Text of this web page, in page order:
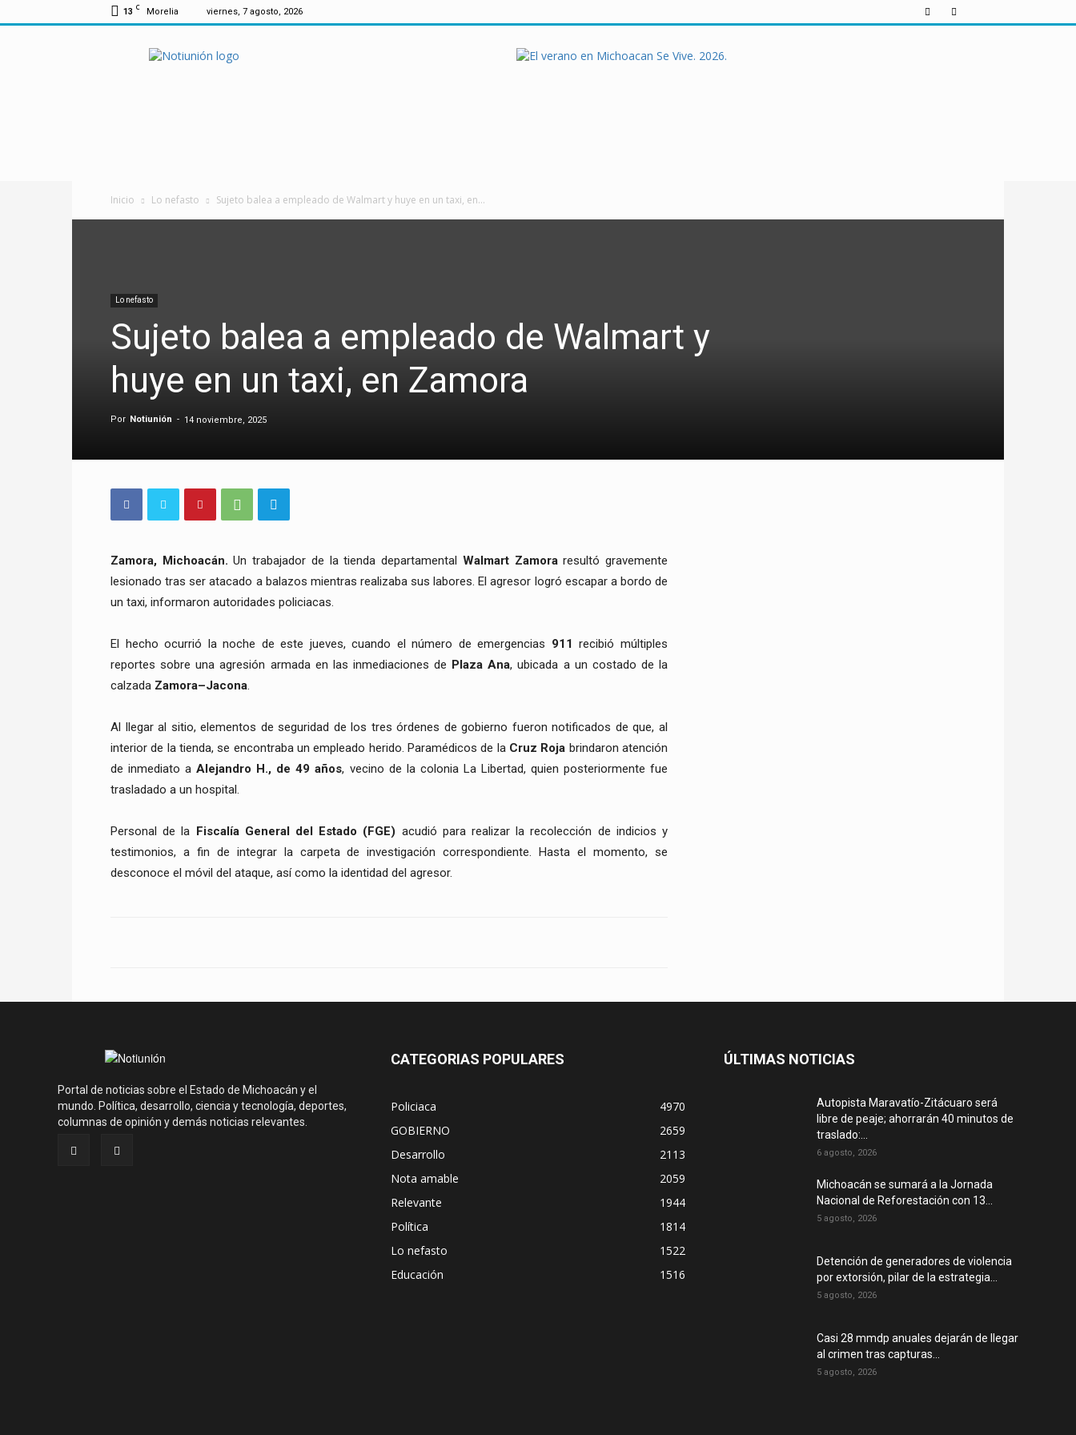
13 C Morelia viernes, 7 agosto, 2026
Inicio Lo nefasto Sujeto balea a empleado de Walmart y huye en un taxi, en...
Lo nefasto
Sujeto balea a empleado de Walmart y
huye en un taxi, en Zamora
Por Notiunión - 14 noviembre, 2025
Zamora, Michoacán. Un trabajador de la tienda departamental Walmart Zamoraresultó gravemente
lesionado tras ser atacado a balazos mientras realizaba sus labores. El agresor logró escapar a bordo de
un taxi, informaron autoridades policiacas.
El hecho ocurrió la noche de este jueves, cuando el número de emergencias 911 recibió múltiples
reportes sobre una agresión armada en las inmediaciones de Plaza Ana, ubicada a un costado de la
calzada Zamora–Jacona.
Al llegar al sitio, elementos de seguridad de los tres órdenes de gobierno fueron notificados de que, al
interior de la tienda, se encontraba un empleado herido. Paramédicos de la Cruz Roja brindaron atención
de inmediato aAlejandro H., de 49 años, vecino de la colonia La Libertad, quien posteriormente fue
trasladado a un hospital.
Personal de la Fiscalía General del Estado (FGE) acudió para realizar la recolección de indicios y
testimonios, a fin de integrar la carpeta de investigación correspondiente. Hasta el momento, se
desconoce el móvil del ataque, así como la identidad del agresor.
Portal de noticias sobre el Estado de Michoacán y el
mundo. Política, desarrollo, ciencia y tecnología, deportes,
columnas de opinión y demás noticias relevantes.
CATEGORIAS POPULARES
Policiaca
4970
GOBIERNO
2659
Desarrollo
2113
Nota amable
2059
Relevante
1944
Política
1814
Lo nefasto
1522
Educación
1516
ÚLTIMAS NOTICIAS
Autopista Maravatío-Zitácuaro será
libre de peaje; ahorrarán 40 minutos de
traslado:...
6 agosto, 2026
Michoacán se sumará a la Jornada
Nacional de Reforestación con 13...
5 agosto, 2026
Detención de generadores de violencia
por extorsión, pilar de la estrategia...
5 agosto, 2026
Casi 28 mmdp anuales dejarán de llegar
al crimen tras capturas...
5 agosto, 2026